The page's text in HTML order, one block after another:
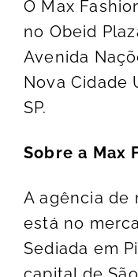
O Max
no Obeid
Avenida
Nova Cidade
SP.
Sobre a Max
A agência de
está no
Sediada em